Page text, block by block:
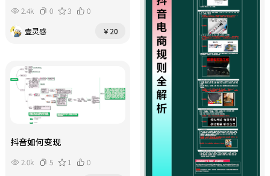
2.4k 0 3
0
壹灵感
￥20
抖音如何变现
2.0k 5 1
0